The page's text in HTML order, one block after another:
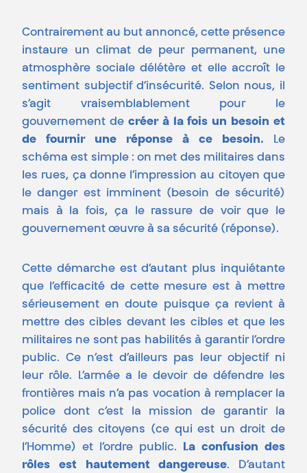
Contrairement au but annoncé, cette présence
instaure un climat de peur permanent, une
atmosphère sociale délétère et elle accroît le
sentiment subjectif d’insécurité. Selon nous, il
s’agit vraisemblablement pour le
gouvernement de créer à la fois un besoin et
de fournir une réponse à ce besoin. Le
schéma est simple : on met des militaires dans
les rues, ça donne l’impression au citoyen que
le danger est imminent (besoin de sécurité)
mais à la fois, ça le rassure de voir que le
gouvernement œuvre à sa sécurité (réponse).
Cette démarche est d’autant plus inquiétante
que l’efficacité de cette mesure est à mettre
sérieusement en doute puisque ça revient à
mettre des cibles devant les cibles et que les
militaires ne sont pas habilités à garantir l’ordre
public. Ce n’est d’ailleurs pas leur objectif ni
leur rôle. L’armée a le devoir de défendre les
frontières mais n’a pas vocation à remplacer la
police dont c’est la mission de garantir la
sécurité des citoyens (ce qui est un droit de
l’Homme) et l’ordre public. La confusion des
rôles est hautement dangereuse. D’autant